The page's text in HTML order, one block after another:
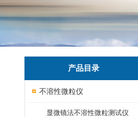
产品目录
不溶性微粒仪
显微镜法不溶性微粒测试仪